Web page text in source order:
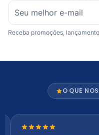
Receba promoções,
O QUE
Nota 5 de 5 estrelas